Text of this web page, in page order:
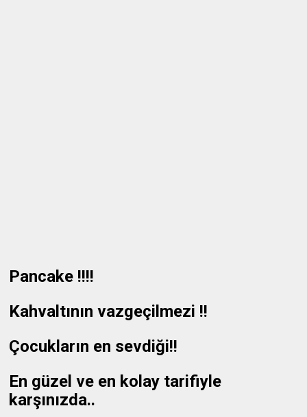
Pancake !!!!
Kahvaltının vazgeçilmezi !!
Çocukların en sevdiği!!
En güzel ve en kolay tarifiyle
karşınızda..